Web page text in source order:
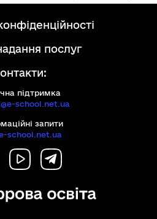
послуг
підтримка
school.net.ua
запити
school.net.ua